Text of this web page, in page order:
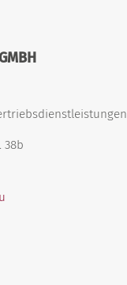
38b